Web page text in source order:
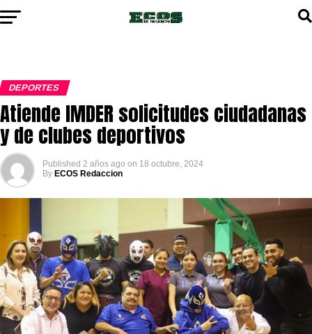
DEPORTES
Atiende IMDER solicitudes ciudadanas
y de clubes deportivos
Published 2 años ago on 18 octubre, 2024
By ECOS Redaccion